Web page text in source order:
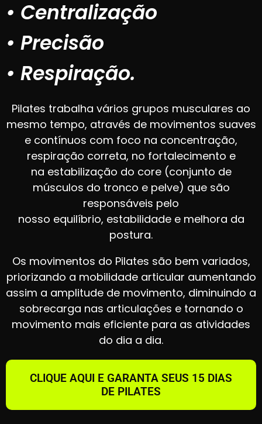
• Centralização
• Precisão
• Respiração.
Pilates trabalha vários grupos musculares ao
mesmo tempo, através de movimentos suaves
e contínuos com foco na concentração,
respiração correta, no fortalecimento e
na estabilização do core (conjunto de
músculos do tronco e pelve) que são
responsáveis pelo
nosso equilíbrio, estabilidade e melhora da
postura.
Os movimentos do Pilates são bem variados,
priorizando a mobilidade articular aumentando
assim a amplitude de movimento, diminuindo a
sobrecarga nas articulações e tornando o
movimento mais eficiente para as atividades
do dia a dia.
CLIQUE AQUI E GARANTA SEUS 15 DIAS
DE PILATES